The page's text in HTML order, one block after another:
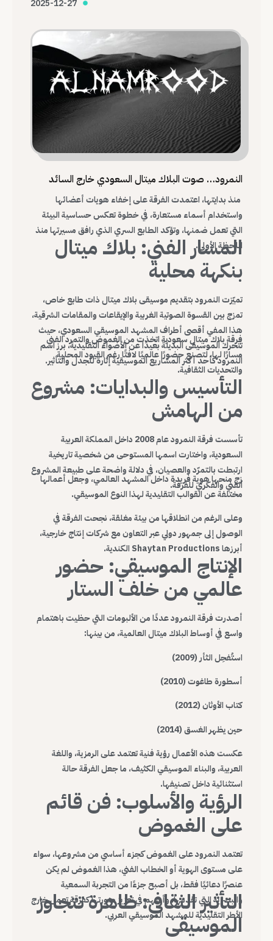
وبناء هوية موسيقية محلية قادرة على التواصل مع العالم.
2025-12-27
النمرود… صوت البلاك ميتال السعودي خارج السائد
منذ بدايتها، اعتمدت الفرقة على إخفاء هويات أعضائها
واستخدام أسماء مستعارة، في خطوة تعكس حساسية البيئة
التي تعمل ضمنها، وتؤكد الطابع السري الذي رافق مسيرتها منذ
اللحظة الأولى.
المسار الفني: بلاك ميتال
بنكهة محلية
تميّزت النمرود بتقديم موسيقى بلاك ميتال ذات طابع خاص،
تمزج بين القسوة الصوتية الغربية والإيقاعات والمقامات الشرقية،
هذا المفي أقصى أطراف المشهد الموسيقي السعودي، حيث
تتحرك الموسيقى البديلة بعيدًا عن الأضواء التقليدية، برز اسم
النمرود كأحد أكثر المشاريع الموسيقية إثارة للجدل والتأثير.
فرقة بلاك ميتال سعودية اتخذت من الغموض والتمرد الفني
مسارًا لها، لتصنع حضورًا عالميًا لافتًا رغم القيود المحلية
والتحديات الثقافية.
التأسيس والبدايات: مشروع
من الهامش
تأسست فرقة النمرود عام 2008 داخل المملكة العربية
السعودية، واختارت اسمها المستوحى من شخصية تاريخية
ارتبطت بالتمرّد والعصيان، في دلالة واضحة على طبيعة المشروع
الفني والفكري للفرقة.
زج منحها هوية فريدة داخل المشهد العالمي، وجعل أعمالها
مختلفة عن القوالب التقليدية لهذا النوع الموسيقي.
وعلى الرغم من انطلاقها من بيئة مغلقة، نجحت الفرقة في
الوصول إلى جمهور دولي عبر التعاون مع شركات إنتاج خارجية،
أبرزها Shaytan Productions الكندية.
الإنتاج الموسيقي: حضور
عالمي من خلف الستار
أصدرت فرقة النمرود عددًا من الألبومات التي حظيت باهتمام
واسع في أوساط البلاك ميتال العالمية، من بينها:
استُفحِل الثأر (2009)
أسطورة طاغوت (2010)
كتاب الأوثان (2012)
حين يظهر الغسق (2014)
عكست هذه الأعمال رؤية فنية تعتمد على الرمزية، واللغة
العربية، والبناء الموسيقي الكثيف، ما جعل الفرقة حالة
استثنائية داخل تصنيفها.
الرؤية والأسلوب: فن قائم
على الغموض
تعتمد النمرود على الغموض كجزء أساسي من مشروعها، سواء
على مستوى الهوية أو الخطاب الفني، هذا الغموض لم يكن
عنصرًا دعائيًا فقط، بل أصبح جزءًا من التجربة السمعية
والبصرية التي تقدمها، وأسهم في تعزيز صورتها كفرقة تعمل خارج
الأطر التقليدية للمشهد الموسيقي العربي.
التأثير الثقافي: ظاهرة تتجاوز
الموسيقى